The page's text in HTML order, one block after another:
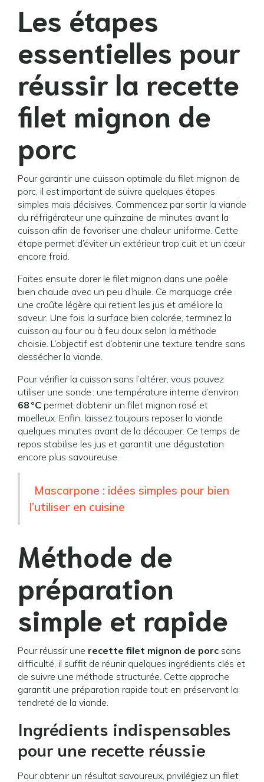
Les étapes
essentielles pour
réussir la recette
filet mignon de
porc
Pour garantir une cuisson optimale du filet mignon de
porc, il est important de suivre quelques étapes
simples mais décisives. Commencez par sortir la viande
du réfrigérateur une quinzaine de minutes avant la
cuisson afin de favoriser une chaleur uniforme. Cette
étape permet d’éviter un extérieur trop cuit et un cœur
encore froid.
Faites ensuite dorer le filet mignon dans une poêle
bien chaude avec un peu d’huile. Ce marquage crée
une croûte légère qui retient les jus et améliore la
saveur. Une fois la surface bien colorée, terminez la
cuisson au four ou à feu doux selon la méthode
choisie. L’objectif est d’obtenir une texture tendre sans
dessécher la viande.
Pour vérifier la cuisson sans l’altérer, vous pouvez
utiliser une sonde : une température interne d’environ
68 °C permet d’obtenir un filet mignon rosé et
moelleux. Enfin, laissez toujours reposer la viande
quelques minutes avant de la découper. Ce temps de
repos stabilise les jus et garantit une dégustation
encore plus savoureuse.
Mascarpone : idées simples pour bien
l’utiliser en cuisine
Méthode de
préparation
simple et rapide
Pour réussir une recette filet mignon de porc sans
difficulté, il suffit de réunir quelques ingrédients clés et
de suivre une méthode structurée. Cette approche
garantit une préparation rapide tout en préservant la
tendreté de la viande.
Ingrédients indispensables
pour une recette réussie
Pour obtenir un résultat savoureux, privilégiez un filet